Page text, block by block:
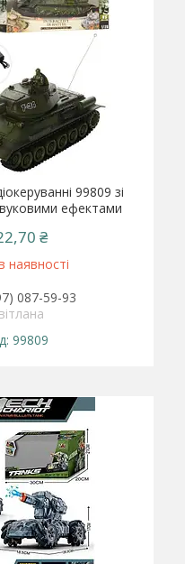
99809 зі
ефектами
₴
наявності
087-59-93
99809